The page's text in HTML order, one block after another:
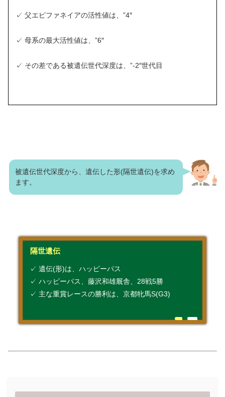
✓ 父エピファネイアの活性値は、”4″
✓ 母系の最大活性値は、”6″
✓ その差である被遺伝世代深度は、”-2″世代目
被遺伝世代深度から、遺伝した形(隔世遺伝)を求め
ます。
隔世遺伝
✓ 遺伝(形)は、ハッピーパス
✓ ハッピーパス、藤沢和雄厩舎、28戦5勝
✓ 主な重賞レースの勝利は、京都牝馬S(G3)